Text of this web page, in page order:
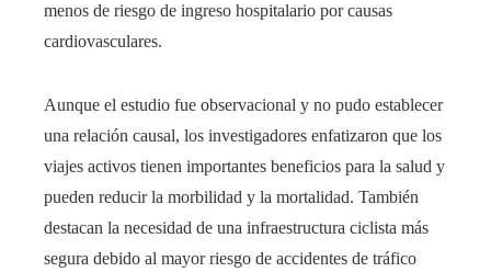
menos de riesgo de ingreso hospitalario por causas
cardiovasculares.
Aunque el estudio fue observacional y no pudo establecer
una relación causal, los investigadores enfatizaron que los
viajes activos tienen importantes beneficios para la salud y
pueden reducir la morbilidad y la mortalidad. También
destacan la necesidad de una infraestructura ciclista más
segura debido al mayor riesgo de accidentes de tráfico